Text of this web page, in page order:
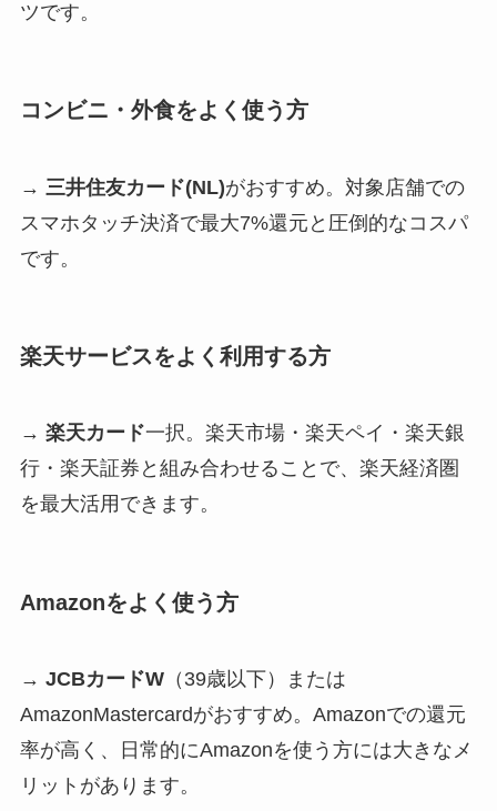
ツです。
コンビニ・外食をよく使う方
→ 三井住友カード(NL)がおすすめ。対象店舗での
スマホタッチ決済で最大7%還元と圧倒的なコスパ
です。
楽天サービスをよく利用する方
→ 楽天カード一択。楽天市場・楽天ペイ・楽天銀
行・楽天証券と組み合わせることで、楽天経済圏
を最大活用できます。
Amazonをよく使う方
→ JCBカードW（39歳以下）または
AmazonMastercardがおすすめ。Amazonでの還元
率が高く、日常的にAmazonを使う方には大きなメ
リットがあります。